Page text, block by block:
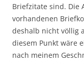
Briefzitate sind. Die
vorhandenen
deshalb nicht völlig
diesem Punkt wäre
nach meinem